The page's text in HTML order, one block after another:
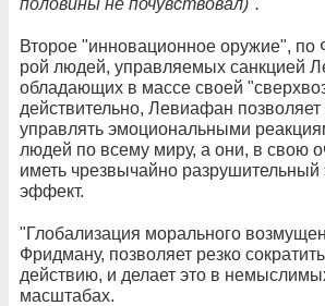
Второе "инновационное оружие",
рой людей, управляемых санкцией
обладающих в массе своей
действительно, Левиафан
управлять эмоциональными
людей по всему миру, а они, в свою
иметь чрезвычайно разрушительный
эффект.
"Глобализация морального
Фридману, позволяет резко
действию, и делает это в
масштабах.